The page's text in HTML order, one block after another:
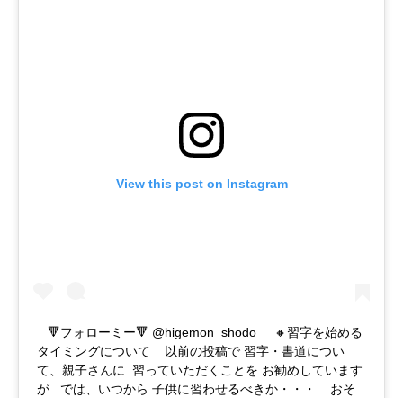
View this post on Instagram
🔻フォローミー🔻 @higemon_shodo 🔸習字を始める
タイミングについて 以前の投稿で 習字・書道につい
て、親子さんに 習っていただくことを お勧めしています
が では、いつから 子供に習わせるべきか・・・ おそ